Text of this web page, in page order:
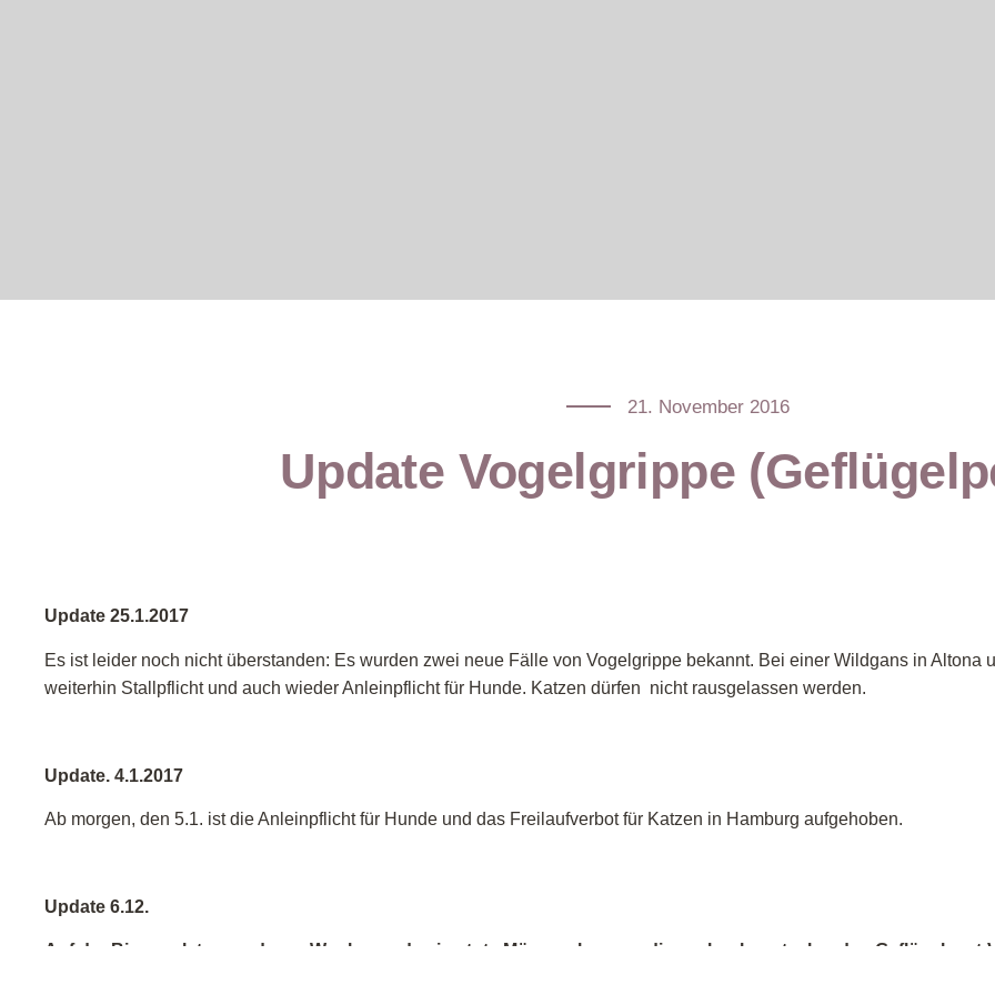
21. November 2016
Update Vogelgrippe
Update 25.1.2017
Es ist leider noch nicht überstanden: Es wurden zwei neue Fälle von Vogelgrippe bekannt. Bei einer Wildgans in Altona
weiterhin Stallpflicht und auch wieder Anleinpflicht für Hunde. Katzen dürfen nicht rausgelassen werden.
Update. 4.1.2017
Ab morgen, den 5.1. ist die Anleinpflicht für Hunde und das Freilaufverbot für Katzen in Hamburg aufgehoben.
Update 6.12.
Auf der Binnenalster wurde am Wochenende eine tote Möwe geborgen, die am hochansteckende n